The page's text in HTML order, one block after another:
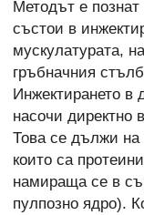
Методът е
състои в
мускулатурата,
гръбначния
Инжектирането в
насочи директно
Това се дължи на
които са
намираща се в
пулпозно ядро).